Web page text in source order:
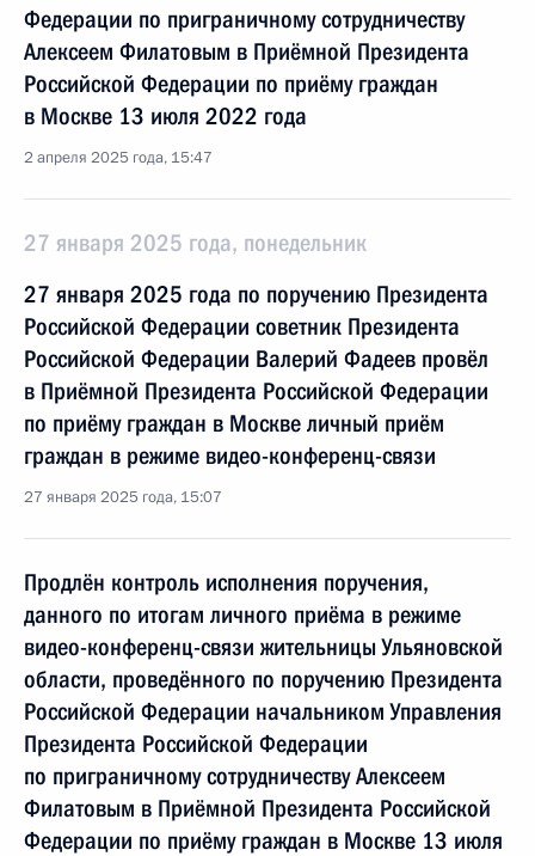
Федерации по приграничному сотрудничеству
Алексеем Филатовым в Приёмной Президента
Российской Федерации по приёму граждан
в Москве 13 июля 2022 года
2 апреля 2025 года, 15:47
27 января 2025 года, понедельник
27 января 2025 года по поручению Президента
Российской Федерации советник Президента
Российской Федерации Валерий Фадеев провёл
в Приёмной Президента Российской Федерации
по приёму граждан в Москве личный приём
граждан в режиме видео-конференц-связи
27 января 2025 года, 15:07
Продлён контроль исполнения поручения,
данного по итогам личного приёма в режиме
видео-конференц-связи жительницы Ульяновской
области, проведённого по поручению Президента
Российской Федерации начальником Управления
Президента Российской Федерации
по приграничному сотрудничеству Алексеем
Филатовым в Приёмной Президента Российской
Федерации по приёму граждан в Москве 13 июля